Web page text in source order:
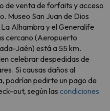
de venta de forfaits y acceso
Museo San Juan de Dios
Alhambra y el Generalife
cercano (Aeropuerto
Jaén) está a 55 km.
celebrar despedidas de
Si causas daños al
podrían pedirte un pago de
out, según las condiciones